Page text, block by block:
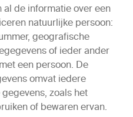
de informatie over een
natuurlijke persoon:
geografische
of ieder ander
een persoon. De
omvat iedere
zoals het
of bewaren ervan.